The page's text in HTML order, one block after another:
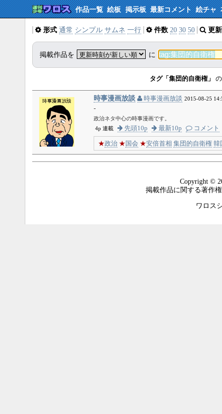
作品一覧 絵板 掲示板 最新コメント 絵チャ
形式 通常 シンプル サムネ 一行 件数 20 30 50 更
掲載作品を に
タグ「集団的自衛権」
時事漫画放談 時事漫画放談 2015-08-25
-
政治ネタ中心の時事漫画です。
4p 連載
先頭10p 最新10p コメント
★政治 ★ 国会 ★安倍首相 集団的自衛権 韓
Copyright ©
掲載作品に関する著作
ワロス